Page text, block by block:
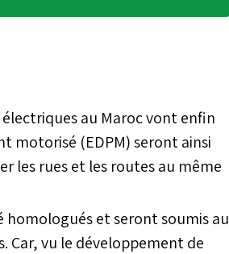
au Maroc vont enfin
motorisé (EDPM) seront ainsi
les rues et les routes au même
homologués et seront soumis au
Car, vu le développement de